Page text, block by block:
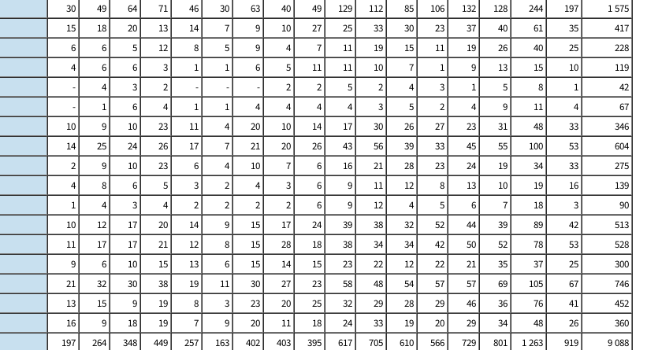
30 49 64 71 46 30 63 40 49 129 112 85 106 132 128 244 197
1 575
15 18 20 13 14 7 9 10 27 25 33 30 23 37 40 61 35
417
6 6 5 12 8 5 9 4 7 11 19 15 11 19 26 40 25
228
4 6 6 3 1 1 6 5 11 11 10 7 1 9 13 15 10
119
- 4 3 2 - - - 2 2 5 2 4 3 1 5 8 1
42
- 1 6 4 1 1 4 4 4 4 3 5 2 4 9 11 4
67
10 9 10 23 11 4 20 10 14 17 30 26 27 23 31 48 33
346
14 25 24 26 17 7 21 20 26 43 56 39 33 45 55 100 53
604
2 9 10 23 6 4 10 7 6 16 21 28 23 24 19 34 33
275
4 8 6 5 3 2 4 3 6 9 11 12 8 13 10 19 16
139
1 4 3 4 2 2 2 2 6 9 12 4 5 6 7 18 3
90
10 12 17 20 14 9 15 17 24 39 38 32 52 44 39 89 42
513
11 17 17 21 12 8 15 28 18 38 34 34 42 50 52 78 53
528
9 6 10 15 13 6 15 14 15 23 22 12 22 21 35 37 25
300
21 32 30 38 19 11 30 27 23 58 48 54 57 57 69 105 67
746
13 15 9 19 8 3 23 20 25 32 29 28 29 46 36 76 41
452
16 9 18 19 7 9 20 11 18 24 33 19 20 29 34 48 26
360
197 264 348 449 257 163 402 403 395 617 705 610 566 729 801 1 263 919
9 088